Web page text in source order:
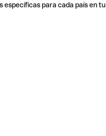
específicas para cada país en tu